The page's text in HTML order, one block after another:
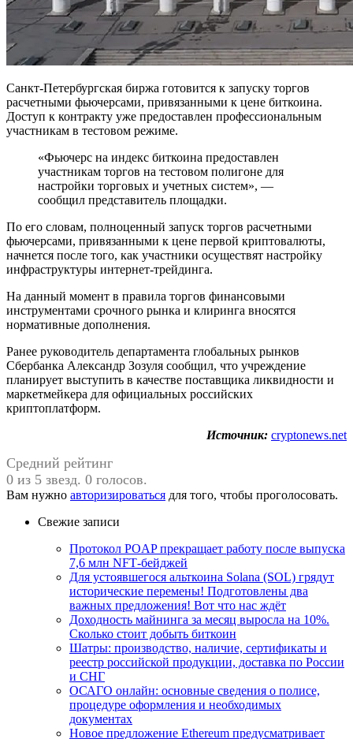
Санкт-Петербургская биржа готовится к запуску торгов
расчетными фьючерсами, привязанными к цене биткоина.
Доступ к контракту уже предоставлен профессиональным
участникам в тестовом режиме.
«Фьючерс на индекс биткоина предоставлен
участникам торгов на тестовом полигоне для
настройки торговых и учетных систем», —
сообщил представитель площадки.
По его словам, полноценный запуск торгов расчетными
фьючерсами, привязанными к цене первой криптовалюты,
начнется после того, как участники осуществят настройку
инфраструктуры интернет-трейдинга.
На данный момент в правила торгов финансовыми
инструментами срочного рынка и клиринга вносятся
нормативные дополнения.
Ранее руководитель департамента глобальных рынков
Сбербанка Александр Зозуля сообщил, что учреждение
планирует выступить в качестве поставщика ликвидности и
маркетмейкера для официальных российских
криптоплатформ.
Источник: cryptonews.net
Средний рейтинг
0 из 5 звезд. 0 голосов.
Вам нужно авторизироваться для того, чтобы проголосовать.
Свежие записи
Протокол POAP прекращает работу после выпуска
7,6 млн NFT‑бейджей
Для устоявшегося альткоина Solana (SOL) грядут
исторические перемены! Подготовлены два
важных предложения! Вот что нас ждёт
Доходность майнинга за месяц выросла на 10%.
Сколько стоит добыть биткоин
Шатры: производство, наличие, сертификаты и
реестр российской продукции, доставка по России
и СНГ
ОСАГО онлайн: основные сведения о полисе,
процедуре оформления и необходимых
документах
Новое предложение Ethereum предусматривает